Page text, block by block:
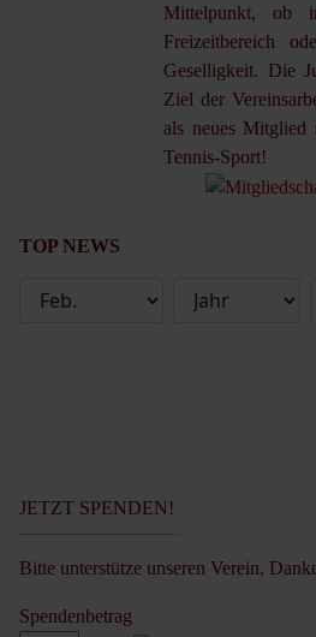
Mittelpunkt, ob
Freizeitbereich
Geselligkeit. Die
Ziel der
als neues Mitglied
Tennis-Sport!
TOP NEWS
JETZT SPENDEN!
Bitte unterstütze unseren Verein,
Spendenbetrag